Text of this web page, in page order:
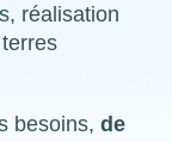
réalisation
besoins,de